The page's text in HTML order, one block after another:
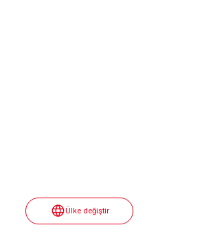
Ülke değiştir